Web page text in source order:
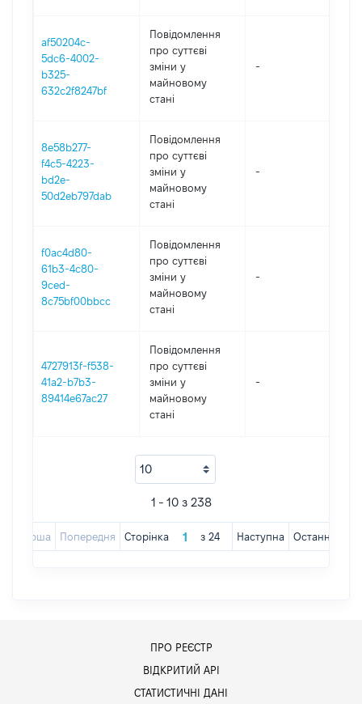
af50204c-
5dc6-4002-
b325-
632c2f8247bf
Повідомлення
про суттєві
зміни y
майновому
стані
-
8e58b277-
f4c5-4223-
bd2e-
50d2eb797dab
Повідомлення
про суттєві
зміни y
майновому
стані
-
f0ac4d80-
61b3-4c80-
9ced-
8c75bf00bbcc
Повідомлення
про суттєві
зміни y
майновому
стані
-
4727913f-f538-
41a2-b7b3-
89414e67ac27
Повідомлення
про суттєві
зміни y
майновому
стані
-
1 - 10 з 238
Перша Попередня Сторінка з 24 Наступна Остання
ПРО РЕЄСТР
ВІДКРИТИЙ АРІ
СТАТИСТИЧНІ ДАНІ